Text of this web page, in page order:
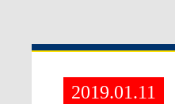
2019.01.11